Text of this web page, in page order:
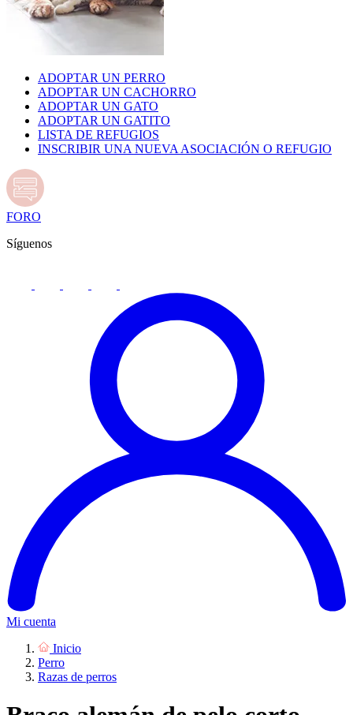
ADOPTAR UN PERRO
ADOPTAR UN CACHORRO
ADOPTAR UN GATO
ADOPTAR UN GATITO
LISTA DE REFUGIOS
INSCRIBIR UNA NUEVA ASOCIACIÓN O REFUGIO
FORO
Síguenos
Mi cuenta
Inicio
Perro
Razas de perros